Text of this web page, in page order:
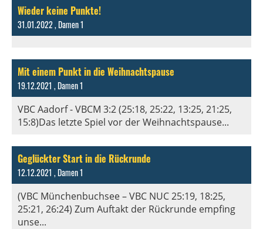
Wieder keine Punkte!
31.01.2022, Damen 1
Mit einem Punkt in die Weihnachtspause
19.12.2021 , Damen 1
VBC Aadorf - VBCM 3:2 (25:18, 25:22, 13:25, 21:25,
15:8)Das letzte Spiel vor der Weihnachtspause...
Geglückter Start in die Rückrunde
12.12.2021 , Damen 1
(VBC Münchenbuchsee – VBC NUC 25:19, 18:25,
25:21, 26:24) Zum Auftakt der Rückrunde empfing
unse...